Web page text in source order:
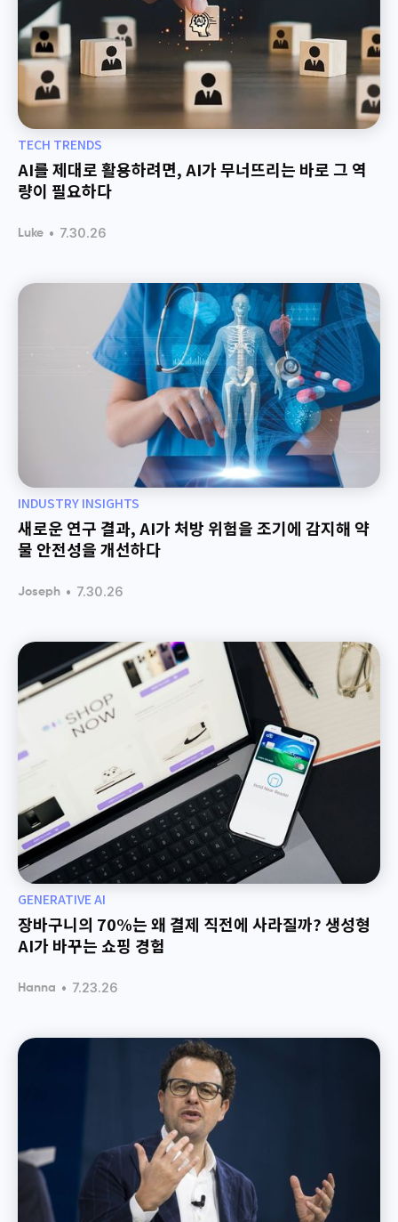
TECH TRENDS
AI를 제대로 활용하려면, AI가 무너뜨리는 바로 그 역
량이 필요하다
Luke • 7.30.26
INDUSTRY INSIGHTS
새로운 연구 결과, AI가 처방 위험을 조기에 감지해 약
물 안전성을 개선하다
Joseph • 7.30.26
GENERATIVE AI
장바구니의 70%는 왜 결제 직전에 사라질까? 생성형
AI가 바꾸는 쇼핑 경험
Hanna • 7.23.26